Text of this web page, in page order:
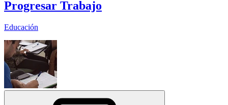
Progresar Trabajo
Educación